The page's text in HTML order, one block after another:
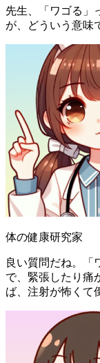
先生、「ワゴる」
が、どういう意味
体の健康研究家
良い質問だね。「
で、緊張したり痛
ば、注射が怖くて